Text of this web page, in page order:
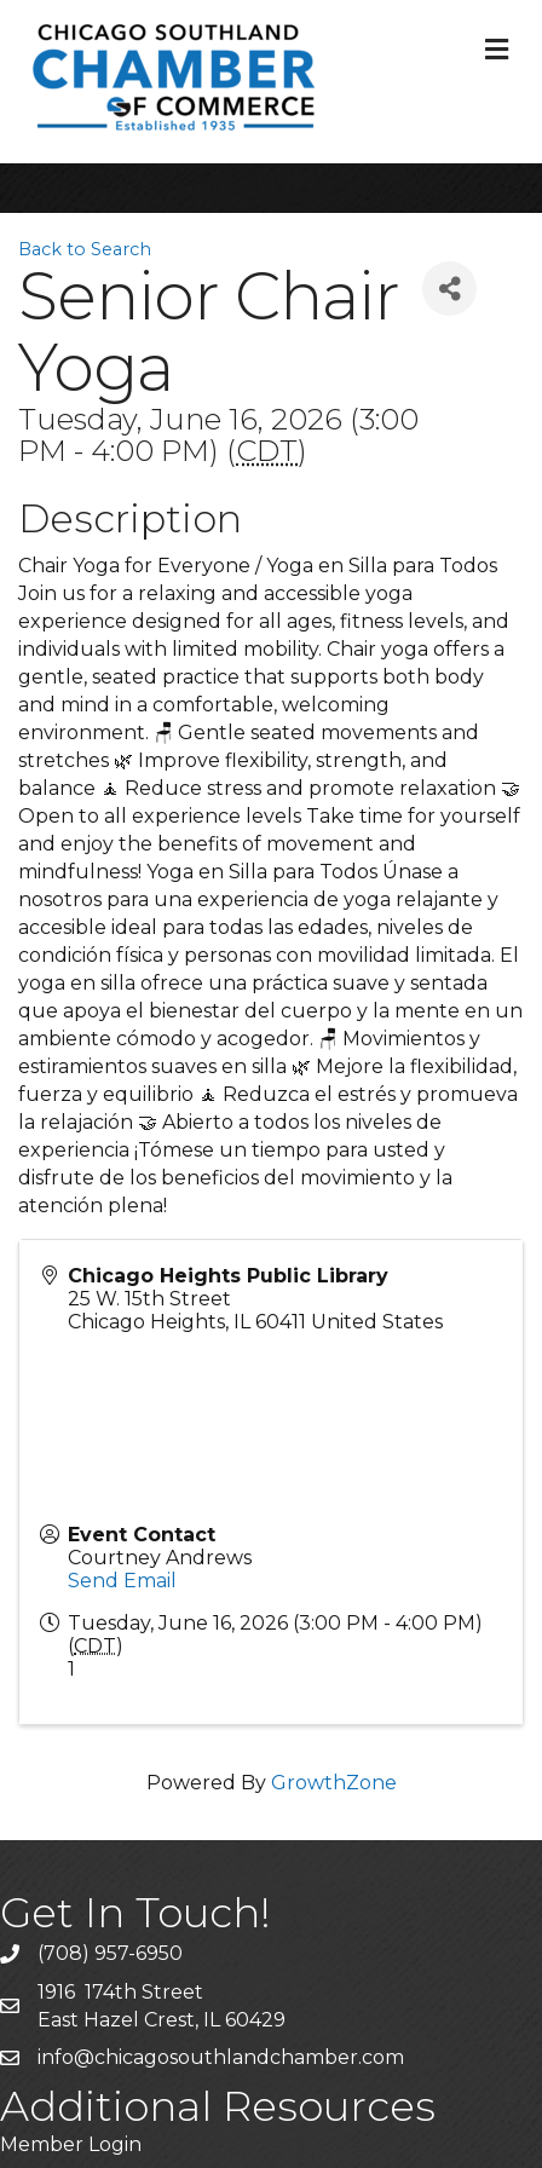
Back to Search
Senior Chair
Yoga
Tuesday, June 16, 2026 (3:00
PM - 4:00 PM) (CDT)
Description
Chair Yoga for Everyone / Yoga en Silla para Todos
Join us for a relaxing and accessible yoga
experience designed for all ages, fitness levels, and
individuals with limited mobility. Chair yoga offers a
gentle, seated practice that supports both body
and mind in a comfortable, welcoming
environment. 🪑 Gentle seated movements and
stretches 🌿 Improve flexibility, strength, and
balance 🧘 Reduce stress and promote relaxation 🤝
Open to all experience levels Take time for yourself
and enjoy the benefits of movement and
mindfulness! Yoga en Silla para Todos Únase a
nosotros para una experiencia de yoga relajante y
accesible ideal para todas las edades, niveles de
condición física y personas con movilidad limitada. El
yoga en silla ofrece una práctica suave y sentada
que apoya el bienestar del cuerpo y la mente en un
ambiente cómodo y acogedor. 🪑 Movimientos y
estiramientos suaves en silla 🌿 Mejore la flexibilidad,
fuerza y equilibrio 🧘 Reduzca el estrés y promueva
la relajación 🤝 Abierto a todos los niveles de
experiencia ¡Tómese un tiempo para usted y
disfrute de los beneficios del movimiento y la
atención plena!
Chicago Heights Public Library
25 W. 15th Street
Chicago Heights, IL 60411 United States
Event Contact
Courtney Andrews
Send Email
Tuesday, June 16, 2026 (3:00 PM - 4:00 PM)
(CDT)
1
Powered By GrowthZone
Get In Touch!
phone(708) 957-6950
mailing address
1916 174th Street
East Hazel Crest, IL 60429
emailinfo@chicagosouthlandchamber.com
Additional Resources
Member Login